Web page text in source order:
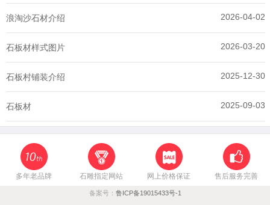
2026-04-02
浪淘沙石材介绍
2026-03-20
石板材样式图片
2025-12-30
石板村铺装介绍
2025-09-03
石板材
多年老品牌 石雕指定网站 网上价格保证 售后服务完善
备案号： 鲁ICP备19015433号-1